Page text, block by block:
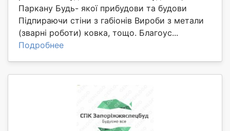
Паркану Будь- якої прибудови та будови
Підпираючи стіни з габіонів Вироби з метали
(зварні роботи) ковка, тощо. Благоус...
Подробнее